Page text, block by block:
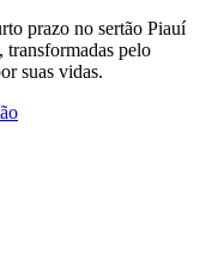
prazo no sertão Piauí
transformadas pelo
suas vidas.